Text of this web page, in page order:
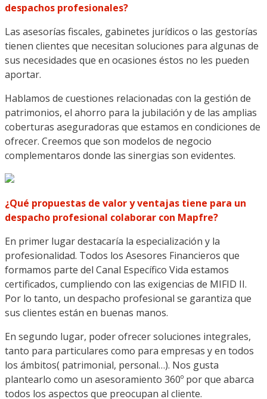
despachos profesionales?
Las asesorías fiscales, gabinetes jurídicos o las gestorías
tienen clientes que necesitan soluciones para algunas de
sus necesidades que en ocasiones éstos no les pueden
aportar.
Hablamos de cuestiones relacionadas con la gestión de
patrimonios, el ahorro para la jubilación y de las amplias
coberturas aseguradoras que estamos en condiciones de
ofrecer. Creemos que son modelos de negocio
complementaros donde las sinergias son evidentes.
¿Qué propuestas de valor y ventajas tiene para un
despacho profesional colaborar con Mapfre?
En primer lugar destacaría la especialización y la
profesionalidad. Todos los Asesores Financieros que
formamos parte del Canal Específico Vida estamos
certificados, cumpliendo con las exigencias de MIFID II.
Por lo tanto, un despacho profesional se garantiza que
sus clientes están en buenas manos.
En segundo lugar, poder ofrecer soluciones integrales,
tanto para particulares como para empresas y en todos
los ámbitos( patrimonial, personal…). Nos gusta
plantearlo como un asesoramiento 360º por que abarca
todos los aspectos que preocupan al cliente.